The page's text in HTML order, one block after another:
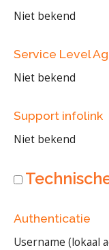
Niet bekend
Service Level
Niet bekend
Support infolink
Niet bekend
Authenticatie
Username (lokaal